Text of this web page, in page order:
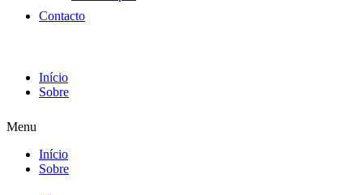
Contacto
Início
Sobre
Menu
Início
Sobre